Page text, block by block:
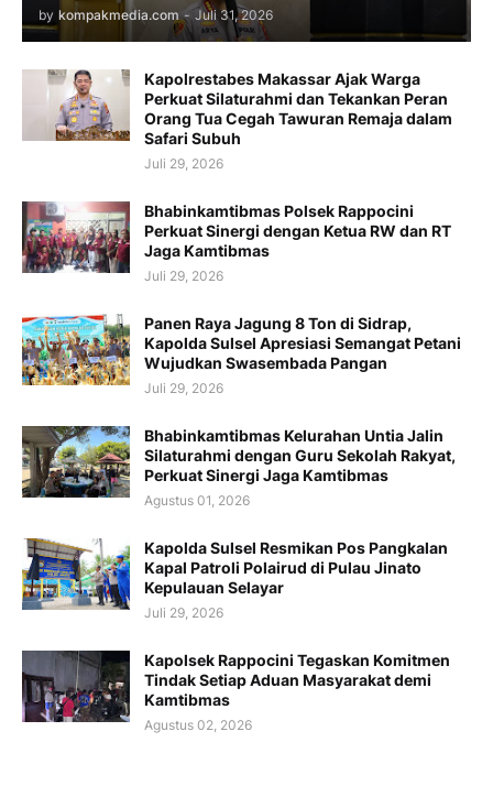
by kompakmedia.com - Juli 31, 2026
Kapolrestabes Makassar Ajak Warga
Perkuat Silaturahmi dan Tekankan Peran
Orang Tua Cegah Tawuran Remaja dalam
Safari Subuh
Juli 29, 2026
Bhabinkamtibmas Polsek Rappocini
Perkuat Sinergi dengan Ketua RW dan RT
Jaga Kamtibmas
Juli 29, 2026
Panen Raya Jagung 8 Ton di Sidrap,
Kapolda Sulsel Apresiasi Semangat Petani
Wujudkan Swasembada Pangan
Juli 29, 2026
Bhabinkamtibmas Kelurahan Untia Jalin
Silaturahmi dengan Guru Sekolah Rakyat,
Perkuat Sinergi Jaga Kamtibmas
Agustus 01, 2026
Kapolda Sulsel Resmikan Pos Pangkalan
Kapal Patroli Polairud di Pulau Jinato
Kepulauan Selayar
Juli 29, 2026
Kapolsek Rappocini Tegaskan Komitmen
Tindak Setiap Aduan Masyarakat demi
Kamtibmas
Agustus 02, 2026